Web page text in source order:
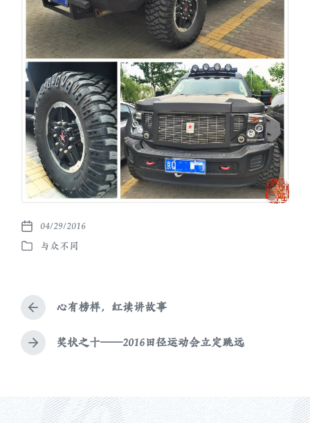
发
布
04/29/2016
发
与众不同
上
篇
文
章
心有榜样，红读讲故事
下
奖状之十——2016田径运动会立定跳远